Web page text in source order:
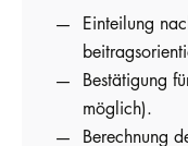
Einteilung
Bestätigung
möglich).
Berechnung